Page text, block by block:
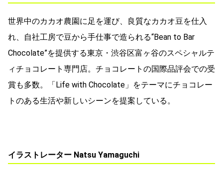
世界中のカカオ農園に⾜を運び、良質なカカオ⾖を仕⼊
れ、⾃社⼯房で⾖から⼿仕事で造られる“Bean to Bar
Chocolate”を提供する東京・渋⾕区富ヶ⾕のスペシャルテ
ィチョコレート専門店。チョコレートの国際品評会での受
賞も多数。「Life with Chocolate」をテーマにチョコレー
トのある⽣活や新しいシーンを提案している。
イラストレーター Natsu Yamaguchi